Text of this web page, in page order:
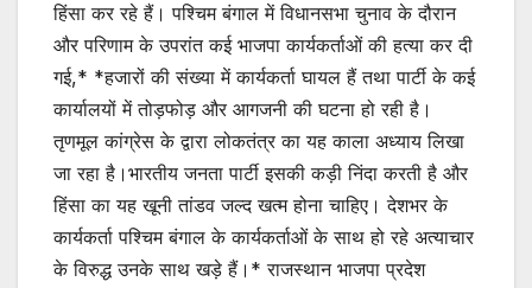
हिंसा कर रहे हैं। पश्चिम बंगाल में विधानसभा चुनाव के दौरान
और परिणाम के उपरांत कई भाजपा कार्यकर्ताओं की हत्या कर दी
गई,* *हजारों की संख्या में कार्यकर्ता घायल हैं तथा पार्टी के कई
कार्यालयों में तोड़फोड़ और आगजनी की घटना हो रही है।
तृणमूल कांग्रेस के द्वारा लोकतंत्र का यह काला अध्याय लिखा
जा रहा है।भारतीय जनता पार्टी इसकी कड़ी निंदा करती है और
हिंसा का यह खूनी तांडव जल्द खत्म होना चाहिए। देशभर के
कार्यकर्ता पश्चिम बंगाल के कार्यकर्ताओं के साथ हो रहे अत्याचार
के विरुद्ध उनके साथ खड़े हैं।* राजस्थान भाजपा प्रदेश